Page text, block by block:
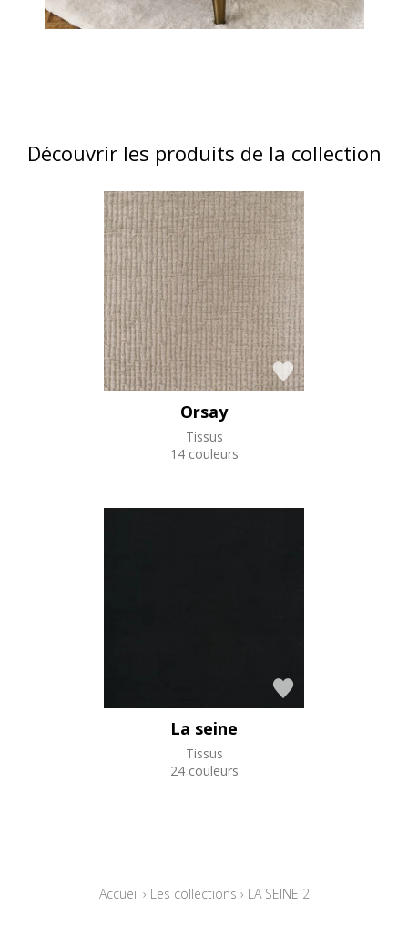
Découvrir les produits de la collection
Orsay
Tissus
14 couleurs
La seine
Tissus
24 couleurs
Accueil › Les collections › LA SEINE 2